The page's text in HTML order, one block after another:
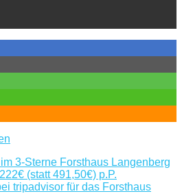
3-Sterne Forsthaus Langenberg
(statt 491,50€) p.P.
tripadvisor für das Forsthaus